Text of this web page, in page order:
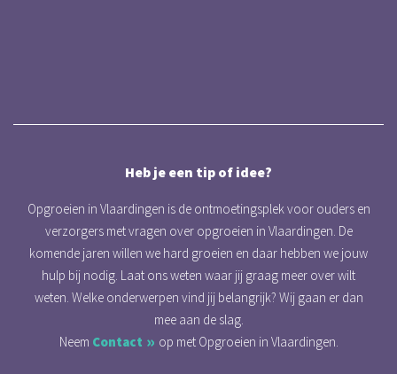
Heb je een tip of idee?
Opgroeien in Vlaardingen is de ontmoetingsplek voor ouders en
verzorgers met vragen over opgroeien in Vlaardingen. De
komende jaren willen we hard groeien en daar hebben we jouw
hulp bij nodig. Laat ons weten waar jij graag meer over wilt
weten. Welke onderwerpen vind jij belangrijk? Wij gaan er dan
mee aan de slag.
Neem Contact op met Opgroeien in Vlaardingen.